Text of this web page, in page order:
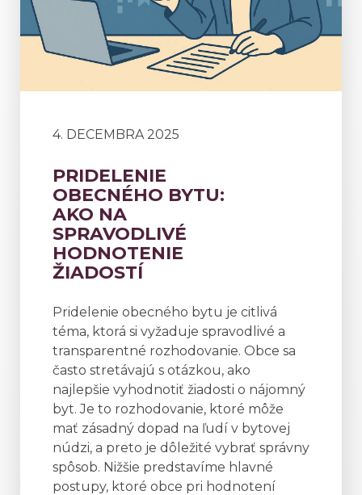
4. DECEMBRA 2025
PRIDELENIE
OBECNÉHO BYTU:
AKO NA
SPRAVODLIVÉ
HODNOTENIE
ŽIADOSTÍ
Pridelenie obecného bytu je citlivá
téma, ktorá si vyžaduje spravodlivé a
transparentné rozhodovanie. Obce sa
často stretávajú s otázkou, ako
najlepšie vyhodnotiť žiadosti o nájomný
byt. Je to rozhodovanie, ktoré môže
mať zásadný dopad na ľudí v bytovej
núdzi, a preto je dôležité vybrať správny
spôsob. Nižšie predstavíme hlavné
postupy, ktoré obce pri hodnotení